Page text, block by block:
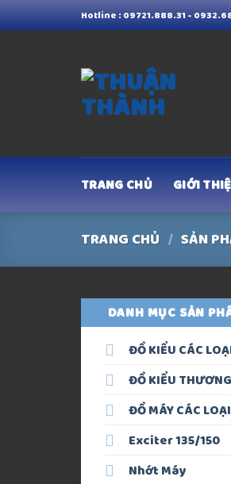
Skip
to
Hotline : 09721.888.31 -
TRANG CHỦ GIỚI
TRANG CHỦ / SẢN
DANH MỤC SẢN
ĐỒ KIỂU CÁC
ĐỒ KIỂU
ĐỒ MÁY CÁC LOẠI
Exciter 135/150
Nhớt Máy